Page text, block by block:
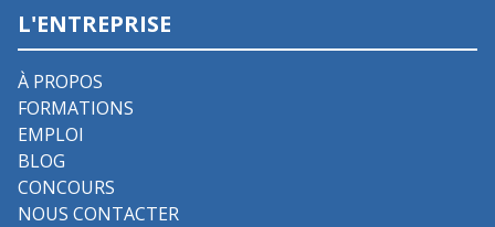
L'ENTREPRISE
À PROPOS
FORMATIONS
EMPLOI
BLOG
CONCOURS
NOUS CONTACTER